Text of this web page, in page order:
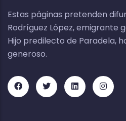
Estas páginas pretenden
Rodríguez López, emigrante
Hijo predilecto de Paradela,
generoso.